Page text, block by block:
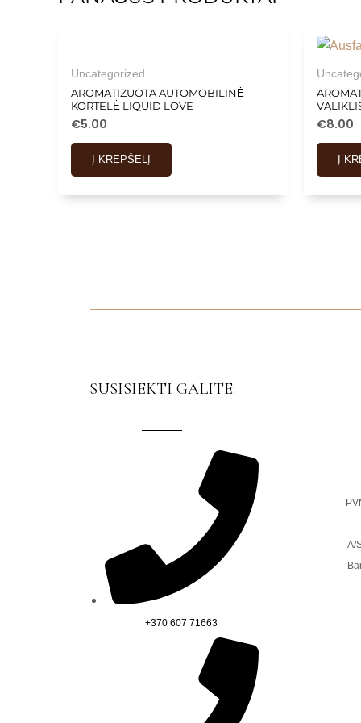
Uncategorized
AROMATIZUOTA AUTOMOBILINĖ
KORTELĖ LIQUID LOVE
€5.00
Į KREPŠELĮ
€8.00
Į
SUSISIEKTI GALITE:
+370 607 71663
A/